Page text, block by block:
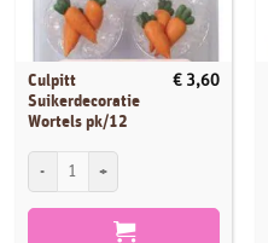
Culpitt
Suikerdecoratie
Wortels pk/12
€ 3,60
Culpitt Suikerdecoratie Wortels pk/12